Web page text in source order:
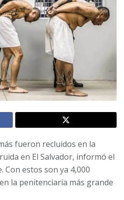
fueron recluidos en la
en El Salvador, informó el
Con estos son ya 4,000
la penitenciaría más grande